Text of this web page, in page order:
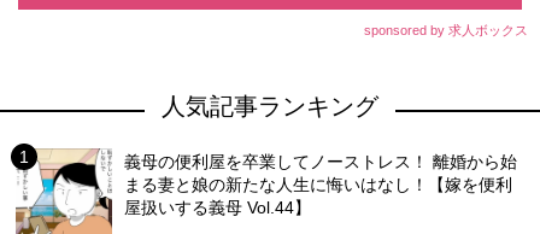
sponsored by 求人ボックス
人気記事ランキング
義母の便利屋を卒業してノーストレス！ 離婚から始
まる妻と娘の新たな人生に悔いはなし！【嫁を便利
屋扱いする義母 Vol.44】